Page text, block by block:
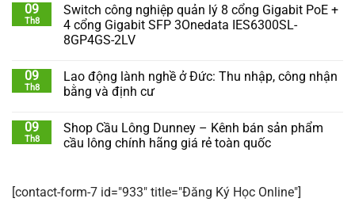
09
Th8
Switch công nghiệp quản lý 8 cổng Gigabit PoE +
4 cổng Gigabit SFP 3Onedata IES6300SL-
8GP4GS-2LV
09
Th8
Lao động lành nghề ở Đức: Thu nhập, công nhận
bằng và định cư
09
Th8
Shop Cầu Lông Dunney – Kênh bán sản phẩm
cầu lông chính hãng giá rẻ toàn quốc
[contact-form-7 id="933" title="Đăng Ký Học Online"]